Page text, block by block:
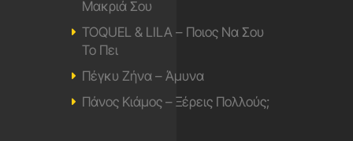
Μακριά Σου
TOQUEL & LILA – Ποιος Να Σου
Το Πει
Πέγκυ Ζήνα – Άμυνα
Πάνος Κιάμος – Ξέρεις Πολλούς;